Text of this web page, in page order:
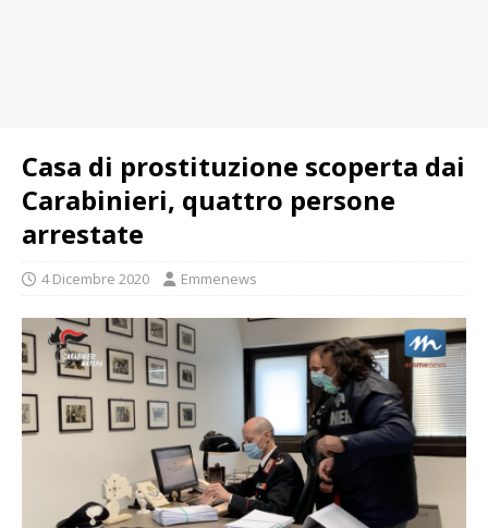
Casa di prostituzione scoperta dai
Carabinieri, quattro persone
arrestate
4 Dicembre 2020 Emmenews